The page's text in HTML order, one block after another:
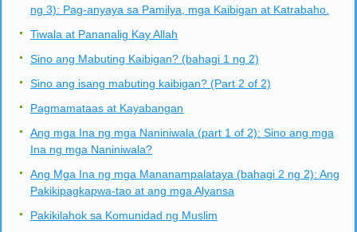
ng 3): Pag-anyaya sa Pamilya, mga Kaibigan at Katrabaho.
Tiwala at Pananalig Kay Allah
Sino ang Mabuting Kaibigan? (bahagi 1 ng 2)
Sino ang isang mabuting kaibigan? (Part 2 of 2)
Pagmamataas at Kayabangan
Ang mga Ina ng mga Naniniwala (part 1 of 2): Sino ang mga
Ina ng mga Naniniwala?
Ang Mga Ina ng mga Mananampalataya (bahagi 2 ng 2): Ang
Pakikipagkapwa-tao at ang mga Alyansa
Pakikilahok sa Komunidad ng Muslim